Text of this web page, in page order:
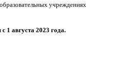
учреждениях
1 августа 2023 года.